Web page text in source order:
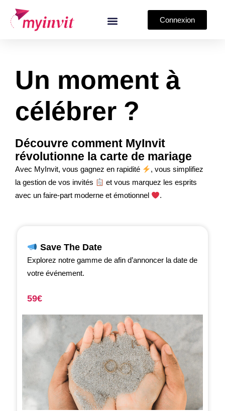
contenu
Connexion
Un moment à
célébrer ?
Découvre comment MyInvit
révolutionne la carte de mariage
Avec MyInvit, vous gagnez en rapidité
, vous simplifiez
la gestion de vos invités
et vous marquez les esprits
avec un faire-part moderne et émotionnel
.
Save The Date
Explorez notre gamme de afin d’annoncer la date de
votre événement.
59€